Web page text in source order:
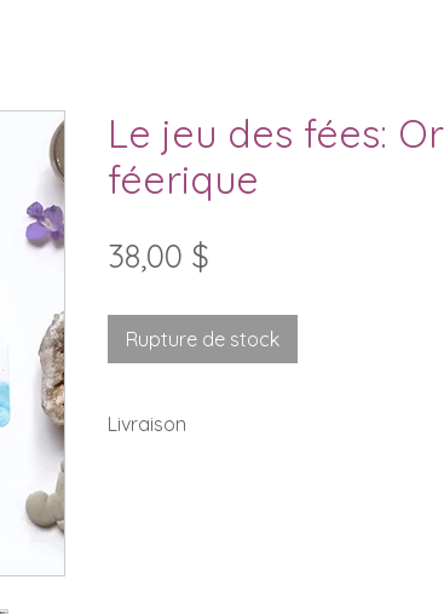
Le jeu des fées:
féerique
38,00 $
Rupture de stock
Livraison